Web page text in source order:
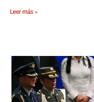
Leer más »